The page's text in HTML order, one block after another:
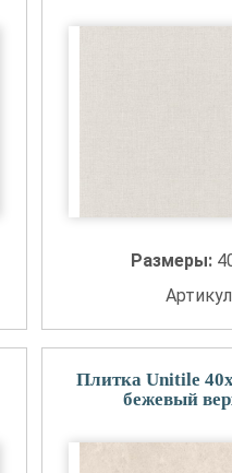
Размеры:
Плитка Unitile
бежевый